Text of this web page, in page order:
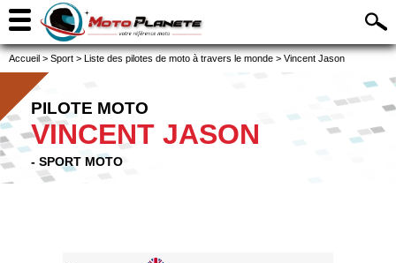
Accueil > Sport > Liste des pilotes de moto à travers le monde > Vincent Jason
PILOTE MOTO
VINCENT JASON
- SPORT MOTO